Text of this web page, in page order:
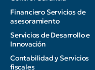
Financiero Servicios de
asesoramiento
Servicios de Desarrollo e
Innovación
Contabilidad y Servicios
fiscales